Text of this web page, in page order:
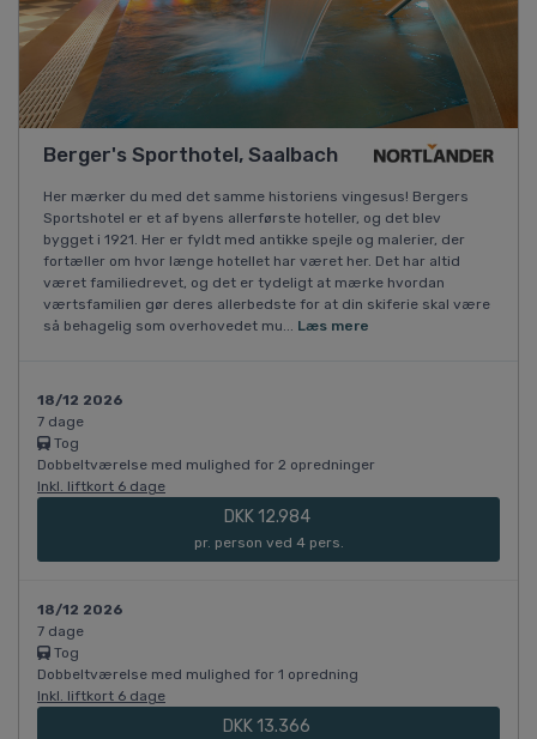
Berger's Sporthotel, Saalbach
Her mærker du med det samme historiens vingesus! Bergers
Sportshotel er et af byens allerførste hoteller, og det blev
bygget i 1921. Her er fyldt med antikke spejle og malerier, der
fortæller om hvor længe hotellet har været her. Det har altid
været familiedrevet, og det er tydeligt at mærke hvordan
værtsfamilien gør deres allerbedste for at din skiferie skal være
så behagelig som overhovedet mu... Læs mere
18/12 2026
7 dage
Tog
Dobbeltværelse med mulighed for 2 opredninger
Inkl. liftkort 6 dage
DKK 12.984
pr. person ved 4 pers.
18/12 2026
7 dage
Tog
Dobbeltværelse med mulighed for 1 opredning
Inkl. liftkort 6 dage
DKK 13.366